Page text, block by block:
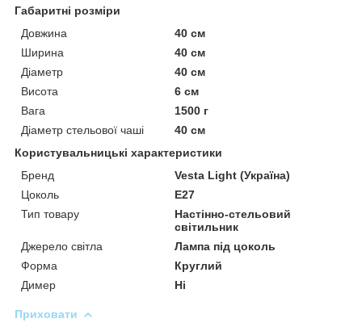
Габаритні розміри
Довжина
40 см
Ширина
40 см
Діаметр
40 см
Висота
6 см
Вага
1500 г
Діаметр стельової чаші
40 см
Користувальницькі характеристики
Бренд
Vesta Light (Україна)
Цоколь
E27
Тип товару
Настінно-стельовий
світильник
Джерело світла
Лампа під цоколь
Форма
Круглий
Димер
Ні
Приховати